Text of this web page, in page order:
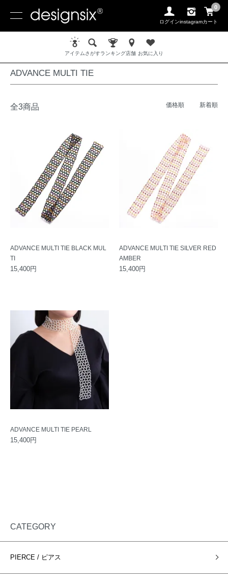
ログインinstagram
0
カート
アイテムさがすランキング店舗 お気に入り
UNIQUE / ユニーク ADVANCE MULTI TIE
ADVANCE MULTI TIE
全3商品 価格順 新着順
ADVANCE MULTI TIE BLACK MUL
TI
15,400円
ADVANCE MULTI TIE SILVER RED
AMBER
15,400円
ADVANCE MULTI TIE PEARL
15,400円
CATEGORY
PIERCE / ピアス